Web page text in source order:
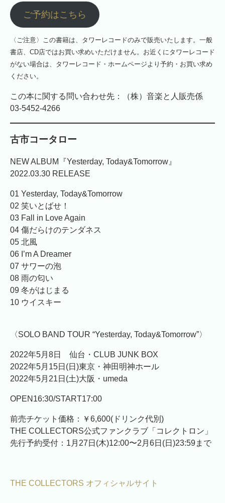
ご予約はこちら
〈ご注意〉この書籍は、タワーレコードのみで販売いたします。一般
書店、CD店ではお買い求めいただけません。お近くにタワーレコード
がない場合は、タワーレコード・ホームページより予約・お買い求め
ください。
この本に関する問い合わせ先：（株）音楽と人販売係
03-5452-4266
古市コータロー
NEW ALBUM『Yesterday, Today&Tomorrow』
2022.03.30 RELEASE
01 Yesterday, Today&Tomorrow
02 笑いとばせ！
03 Fall in Love Again
04 傷だらけのテンダネス
05 北風
06 I’m A Dreamer
07 サワーの泡
08 雨の匂い
09 冬がはじまる
10 ウイスキー
〈SOLO BAND TOUR “Yesterday, Today&Tomorrow”〉
2022年5月8日 仙台・CLUB JUNK BOX
2022年5月15日(日)東京・神田明神ホール
2022年5月21日(土)大阪・umeda
OPEN16:30/START17:00
前売チケット価格：￥6,600(ドリンク代別)
THE COLLECTORS公式ファンクラブ「コレクトロン」
先行予約受付：1月27日(木)12:00〜2月6日(日)23:59まで
THE COLLECTORS オフィシャルサイト